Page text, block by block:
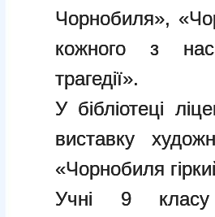
Чорнобиля»,
кожного з
трагедії».
У бібліотеці
виставку
«Чорнобиля
Учні 9 класу